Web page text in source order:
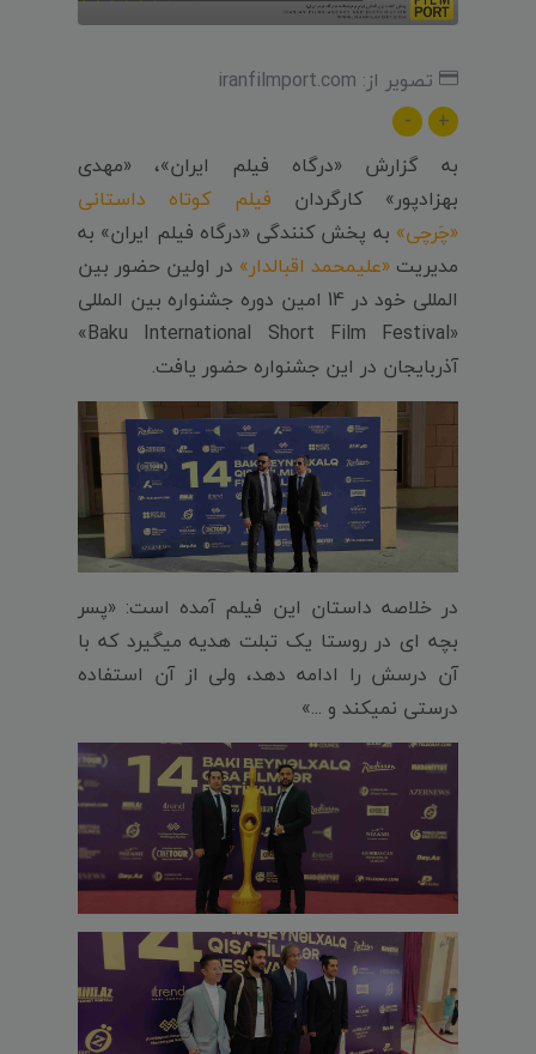
تصویر از: iranfilmport.com
+
-
به گزارش «درگاه فیلم ایران»، «مهدی
بهزادپور» کارگردان فیلم کوتاه داستانی
«چَرچی» به پخش کنندگی «درگاه فیلم ایران» به
مدیریت «علیمحمد اقبالدار» در اولین حضور بین
المللی خود در 14 امین دوره جشنواره بین المللی
«Baku International Short Film Festival»
آذربایجان در این جشنواره حضور یافت.
در خلاصه داستان این فیلم آمده است: «پسر
بچه اى در روستا یک تبلت هدیه میگیرد كه با
آن درسش را ادامه دهد، ولى از آن استفاده
درستى نمیكند و ...»